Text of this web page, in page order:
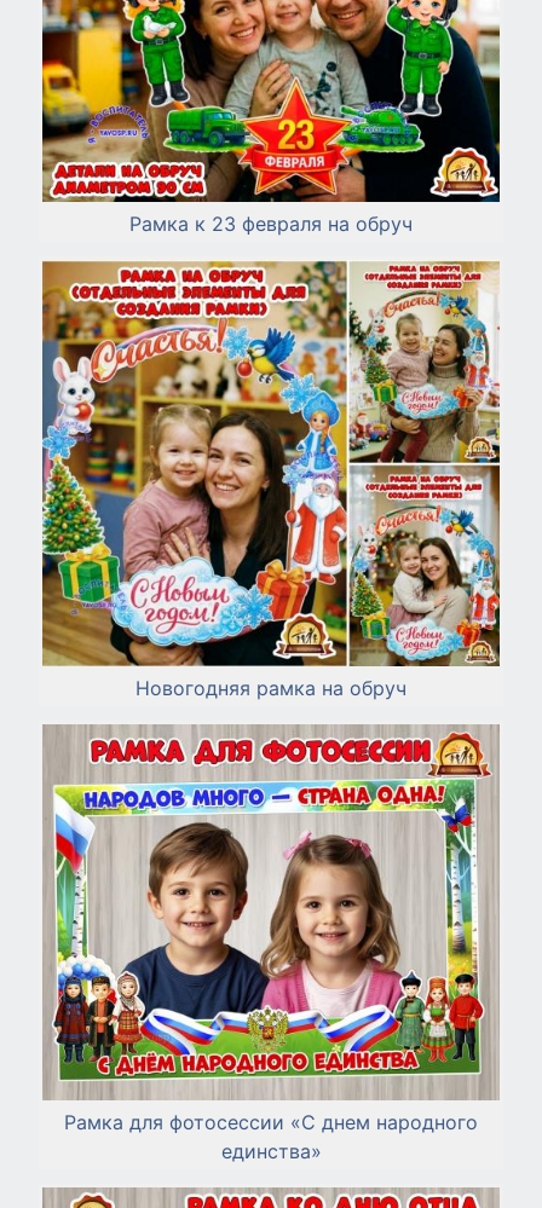
Рамка к 23 февраля на обруч
Новогодняя рамка на обруч
Рамка для фотосессии «С днем народного
единства»